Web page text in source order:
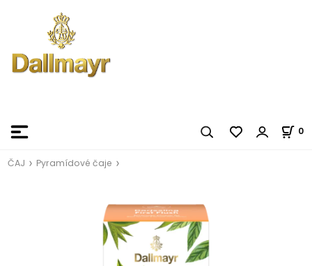
0
ČAJ Pyramídové čaje